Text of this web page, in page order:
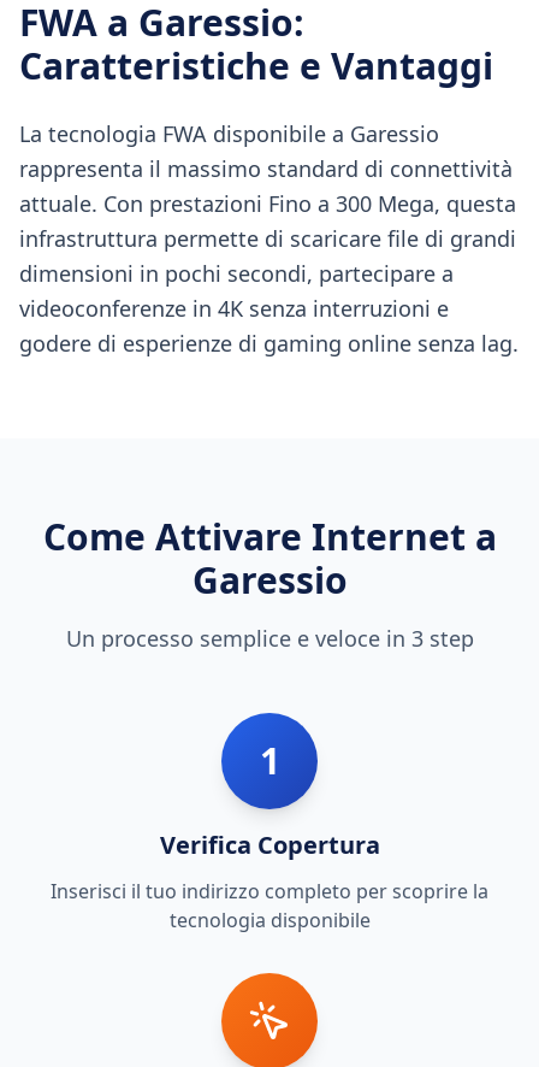
FWA a Garessio:
Caratteristiche e Vantaggi
La tecnologia FWA disponibile a Garessio
rappresenta il massimo standard di connettività
attuale. Con prestazioni Fino a 300 Mega, questa
infrastruttura permette di scaricare file di grandi
dimensioni in pochi secondi, partecipare a
videoconferenze in 4K senza interruzioni e
godere di esperienze di gaming online senza lag.
Come Attivare Internet a
Garessio
Un processo semplice e veloce in 3 step
1
Verifica Copertura
Inserisci il tuo indirizzo completo per scoprire la
tecnologia disponibile